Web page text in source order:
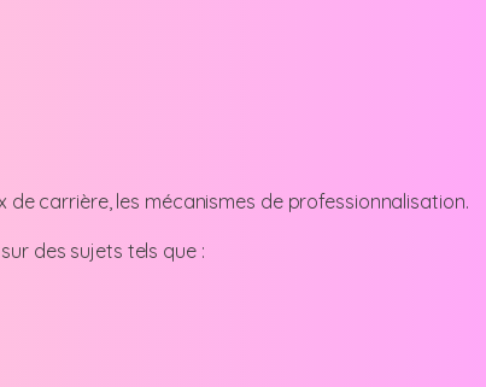
carrière, les mécanismes de professionnalisation.
des sujets tels que :